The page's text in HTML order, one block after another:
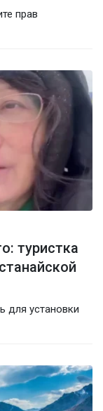
прав
туристка
для установки